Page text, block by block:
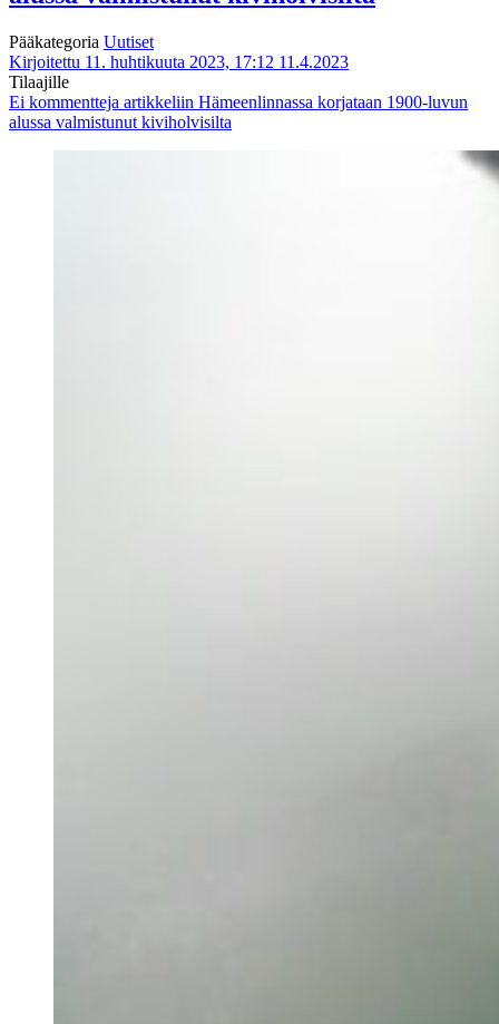
Pääkategoria Uutiset
Kirjoitettu 11. huhtikuuta 2023, 17:12 11.4.2023
Tilaajille
Ei kommentteja artikkeliin Hämeenlinnassa korjataan 1900-luvun
alussa valmistunut kiviholvisilta